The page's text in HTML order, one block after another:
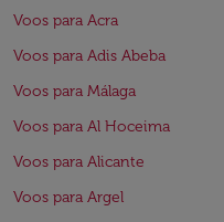
Voos para Acra
Voos para Adis Abeba
Voos para Málaga
Voos para Al Hoceima
Voos para Alicante
Voos para Argel